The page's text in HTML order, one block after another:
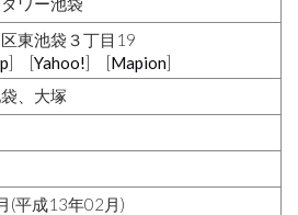
東池袋３丁目19
] [Yahoo!] [Mapion]
、大塚
(平成13年02月)